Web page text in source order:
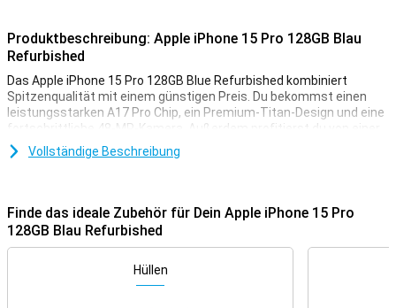
Produktbeschreibung: Apple iPhone 15 Pro 128GB Blau
Refurbished
Das Apple iPhone 15 Pro 128GB Blue Refurbished kombiniert
Spitzenqualität mit einem günstigen Preis. Du bekommst einen
leistungsstarken A17 Pro Chip, ein Premium-Titan-Design und eine
fortschrittliche 48-MP-Kamera. Außerdem profitierst du von einer
langen Batterielaufzeit, einem hellen 6,1-Zoll-OLED-Display und
praktischen Funktionen wie der Aktionstaste und USB-C. Da es sich
So entscheiden Sie sich intelligent für Qualität und sparen Geld.
Refurbished: smart und langlebig
Wenn Sie sich für das Apple iPhone 15 Pro 128GB Blue Refurbished
entscheiden, entscheiden Sie sich ganz bewusst. Dieses Gerät
Vollständige Beschreibung
Finde das ideale Zubehör für Dein Apple iPhone 15 Pro
128GB Blau Refurbished
Hüllen